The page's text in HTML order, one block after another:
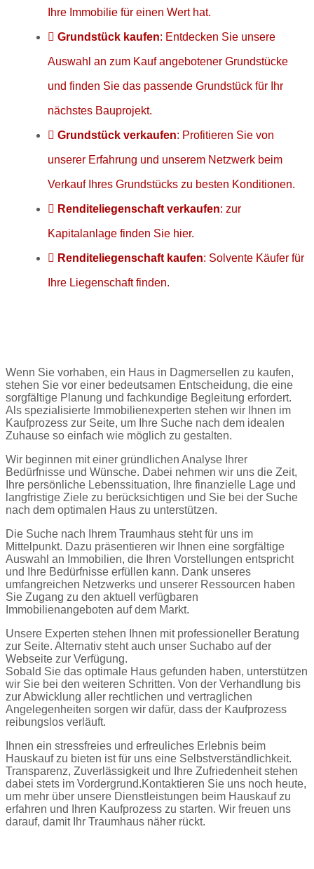
Ihre Immobilie für einen Wert hat.
Grundstück kaufen: Entdecken Sie unsere
Auswahl an zum Kauf angebotener Grundstücke
und finden Sie das passende Grundstück für Ihr
nächstes Bauprojekt.
Grundstück verkaufen: Profitieren Sie von
unserer Erfahrung und unserem Netzwerk beim
Verkauf Ihres Grundstücks zu besten Konditionen.
Renditeliegenschaft verkaufen: zur
Kapitalanlage finden Sie hier.
Renditeliegenschaft kaufen: Solvente Käufer für
Ihre Liegenschaft finden.
Wenn Sie vorhaben, ein Haus in Dagmersellen zu kaufen,
stehen Sie vor einer bedeutsamen Entscheidung, die eine
sorgfältige Planung und fachkundige Begleitung erfordert.
Als spezialisierte Immobilienexperten stehen wir Ihnen im
Kaufprozess zur Seite, um Ihre Suche nach dem idealen
Zuhause so einfach wie möglich zu gestalten.
Wir beginnen mit einer gründlichen Analyse Ihrer
Bedürfnisse und Wünsche. Dabei nehmen wir uns die Zeit,
Ihre persönliche Lebenssituation, Ihre finanzielle Lage und
langfristige Ziele zu berücksichtigen und Sie bei der Suche
nach dem optimalen Haus zu unterstützen.
Die Suche nach Ihrem Traumhaus steht für uns im
Mittelpunkt. Dazu präsentieren wir Ihnen eine sorgfältige
Auswahl an Immobilien, die Ihren Vorstellungen entspricht
und Ihre Bedürfnisse erfüllen kann. Dank unseres
umfangreichen Netzwerks und unserer Ressourcen haben
Sie Zugang zu den aktuell verfügbaren
Immobilienangeboten auf dem Markt.
Unsere Experten stehen Ihnen mit professioneller Beratung
zur Seite. Alternativ steht auch unser Suchabo auf der
Webseite zur Verfügung.
Sobald Sie das optimale Haus gefunden haben, unterstützen
wir Sie bei den weiteren Schritten. Von der Verhandlung bis
zur Abwicklung aller rechtlichen und vertraglichen
Angelegenheiten sorgen wir dafür, dass der Kaufprozess
reibungslos verläuft.
Ihnen ein stressfreies und erfreuliches Erlebnis beim
Hauskauf zu bieten ist für uns eine Selbstverständlichkeit.
Transparenz, Zuverlässigkeit und Ihre Zufriedenheit stehen
dabei stets im Vordergrund.Kontaktieren Sie uns noch heute,
um mehr über unsere Dienstleistungen beim Hauskauf zu
erfahren und Ihren Kaufprozess zu starten. Wir freuen uns
darauf, damit Ihr Traumhaus näher rückt.